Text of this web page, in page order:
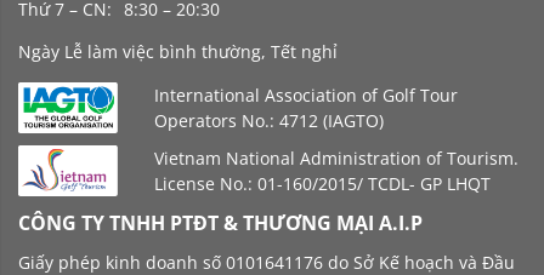
Thứ 7 – CN: 8:30 – 20:30
Ngày Lễ làm việc bình thường, Tết nghỉ
International Association of Golf Tour
Operators No.: 4712 (IAGTO)
Vietnam National Administration of Tourism.
License No.: 01-160/2015/ TCDL- GP LHQT
CÔNG TY TNHH PTĐT & THƯƠNG MẠI A.I.P
Giấy phép kinh doanh số 0101641176 do Sở Kế hoạch và Đầu